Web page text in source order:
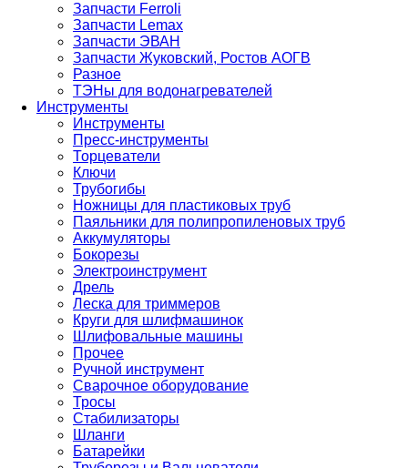
Запчасти Ferroli
Запчасти Lemax
Запчасти ЭВАН
Запчасти Жуковский, Ростов АОГВ
Разное
ТЭНы для водонагревателей
Инструменты
Инструменты
Пресс-инструменты
Торцеватели
Ключи
Трубогибы
Ножницы для пластиковых труб
Паяльники для полипропиленовых труб
Аккумуляторы
Бокорезы
Электроинструмент
Дрель
Леска для триммеров
Круги для шлифмашинок
Шлифовальные машины
Прочее
Ручной инструмент
Сварочное оборудование
Тросы
Стабилизаторы
Шланги
Батарейки